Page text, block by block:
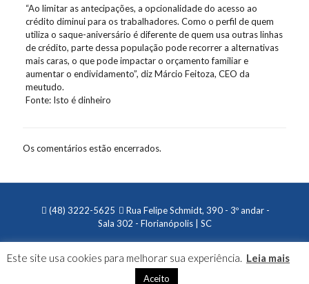
“Ao limitar as antecipações, a opcionalidade do acesso ao
crédito diminui para os trabalhadores. Como o perfil de quem
utiliza o saque-aniversário é diferente de quem usa outras linhas
de crédito, parte dessa população pode recorrer a alternativas
mais caras, o que pode impactar o orçamento familiar e
aumentar o endividamento”, diz Márcio Feitoza, CEO da
meutudo.
Fonte: Isto é dinheiro
Os comentários estão encerrados.
(48) 3222-5625
Rua Felipe Schmidt, 390 - 3º andar -
Sala 302 - Florianópolis | SC
Este site usa cookies para melhorar sua experiência. Leia mais
Aceito